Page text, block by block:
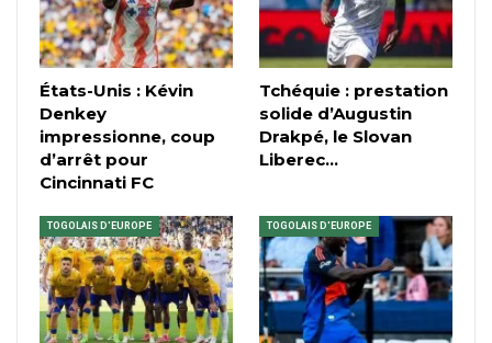
États-Unis : Kévin
Denkey
impressionne, coup
d’arrêt pour
Cincinnati FC
Tchéquie : prestation
solide d’Augustin
Drakpé, le Slovan
Liberec…
TOGOLAIS D'EUROPE TOGOLAIS D'EUROPE